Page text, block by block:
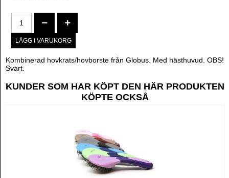
Kombinerad hovkrats/hovborste från Globus. Med hästhuvud. OBS!
Svart.
KUNDER SOM HAR KÖPT DEN HÄR PRODUKTEN
KÖPTE OCKSÅ